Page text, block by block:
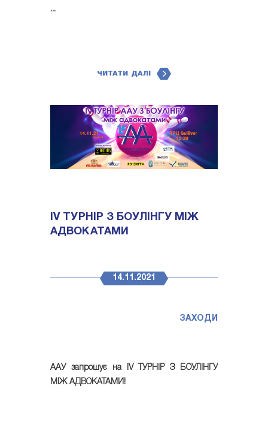
...
ЧИТАТИ ДАЛІ
ІV ТУРНІР З БОУЛІНГУ МІЖ
АДВОКАТАМИ
14.11.2021
ЗАХОДИ
ААУ запрошує на ІV ТУРНІР З БОУЛІНГУ
МІЖ АДВОКАТАМИ!